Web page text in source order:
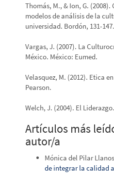
Thomás, M., & Ion, G.
modelos de análisis de la
universidad. Bordón, 131-147.
Vargas, J. (2007). La
México. México: Eumed.
Velasquez, M. (2012). Etica
Pearson.
Welch, J. (2004). El
Artículos más
autor/a
Mónica del Pilar
de integrar la calidad